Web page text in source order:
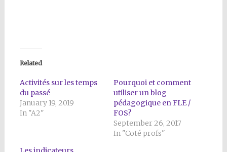
Related
Activités sur les temps
du passé
January 19, 2019
In "A2"
Pourquoi et comment
utiliser un blog
pédagogique en FLE /
FOS?
September 26, 2017
In "Coté profs"